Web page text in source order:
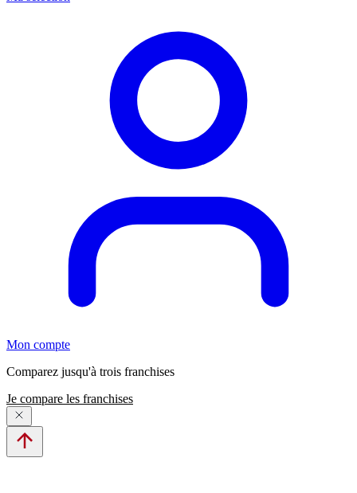
Mon compte
Comparez jusqu'à trois franchises
Je compare les franchises